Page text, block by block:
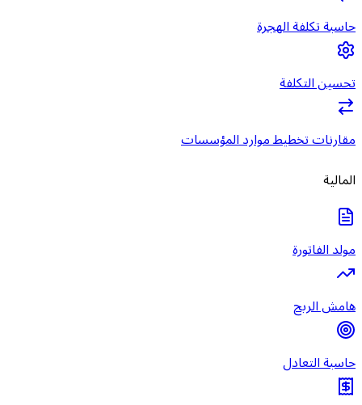
حاسبة تكلفة الهجرة
تحسين التكلفة
مقارنات تخطيط موارد المؤسسات
المالية
مولد الفاتورة
هامش الربح
حاسبة التعادل